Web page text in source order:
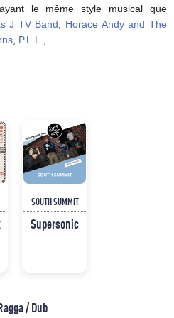
le même style musical que
J TV Band, Horace Andy and The
, P.L.L.,
SOUTH SUMMIT
Supersonic
/ Dub